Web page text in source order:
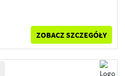
ZOBACZ SZCZEGÓŁY